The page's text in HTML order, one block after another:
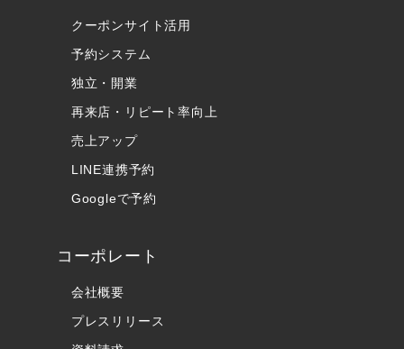
クーポンサイト活用
予約システム
独立・開業
再来店・リピート率向上
売上アップ
LINE連携予約
Googleで予約
コーポレート
会社概要
プレスリリース